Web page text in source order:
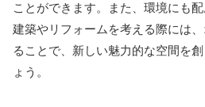
ことができます。また、環境にも
建築やリフォームを考える際には
ることで、新しい魅力的な空間を
ょう。